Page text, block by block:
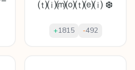
⒯⒤⒨⒪⒯⒠⒤ ❆
+1815 -492